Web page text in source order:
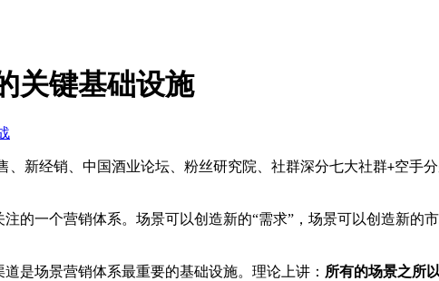
关键基础设施
、新经销、中国酒业论坛、粉丝研究院、社群深分七大社群+空手
的一个营销体系。场景可以创造新的“需求”，场景可以创造新的
是场景营销体系最重要的基础设施。理论上讲： 所有的场景之所